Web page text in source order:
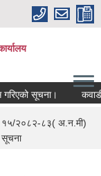
सूचना। कवाडी
१५/२०८२-८३( अ.न.मी)
सूचना